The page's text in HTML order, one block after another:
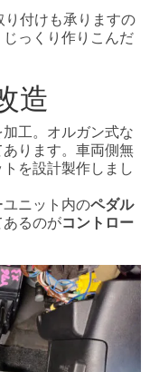
付けも承りますの
っくり作りこんだ
造
工。オルガン式な
ります。車両側無
を設計製作しまし
ニット内のペダル
あるのがコントロー